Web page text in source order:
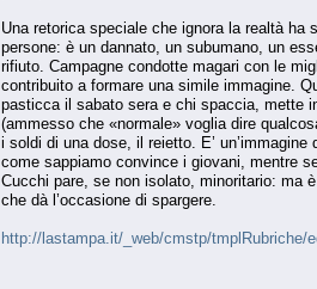
Una retorica speciale che ignora la realtà
persone: è un dannato, un subumano, un
rifiuto. Campagne condotte magari con le
contribuito a formare una simile immagine.
pasticca il sabato sera e chi spaccia, mette
(ammesso che «normale» voglia dire
i soldi di una dose, il reietto. E’
come sappiamo convince i giovani, mentre
Cucchi pare, se non isolato, minoritario: ma
che dà l’occasione di spargere.
http://lastampa.it/_web/cmstp/tmplRubriche/